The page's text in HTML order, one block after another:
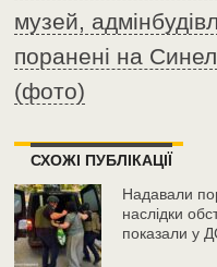
музей,
поранені на
(фото)
СХОЖІ ПУБЛІКАЦІЇ
Надавали
наслідки
показали у